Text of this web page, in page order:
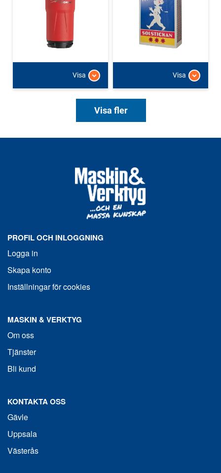
Visa Visa
Visa fler
PROFIL OCH INLOGGNING
Logga in
Skapa konto
Inställningar för cookies
MASKIN & VERKTYG
Om oss
Tjänster
Bli kund
KONTAKTA OSS
Gävle
Uppsala
Västerås